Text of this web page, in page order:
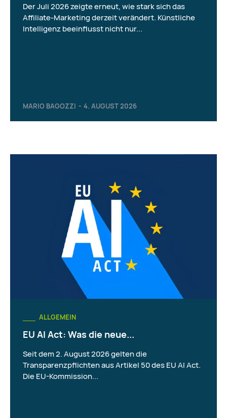
MARIO BAGOZZI - 4. AUGUST 2026
Der Juli 2026 zeigte erneut, wie stark sich das
Affiliate-Marketing derzeit verändert. Künstliche
Intelligenz beeinflusst nicht nur...
ALLGEMEIN
EU AI Act: Was die neue...
Seit dem 2. August 2026 gelten die
Transparenzpflichten aus Artikel 50 des EU AI Act.
Die EU-Kommission...